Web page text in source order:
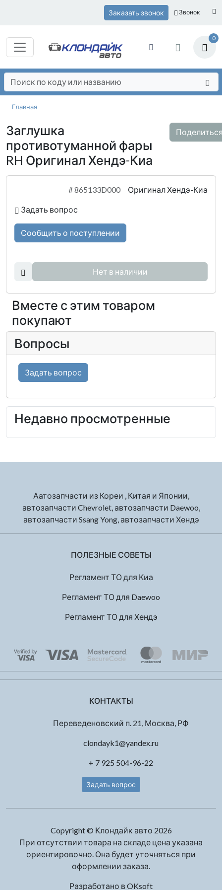
Заказать звонок Звонок
0
Главная
Заглушка
противотуманной фары
RH Оригинал Хендэ-Киа
#865133D000 Оригинал Хендэ-Киа
Задать вопрос
Сообщить о поступлении
Нет в наличии
Вместе с этим товаром
покупают
Вопросы
Задать вопрос
Недавно просмотренные
Аатозапчасти из Кореи , Китая и Японии,
автозапчасти Chevrolet, автозапчасти Daewoo,
автозапчасти Ssang Yong, автозапчасти Хендэ
ПОЛЕЗНЫЕ СОВЕТЫ
Регламент ТО для Киа
Регламент ТО для Daewoo
Регламент ТО для Хендэ
КОНТАКТЫ
Переведеновский п. 21, Москва, РФ
clondayk1@yandex.ru
+ 7 925 504-96-22
Задать вопрос
Copyright © Клондайк авто 2026
При отсутствии товара на складе цена указана
ориентировочно. Она будет уточняться при
оформлении заказа.
Разработано в OKsoft